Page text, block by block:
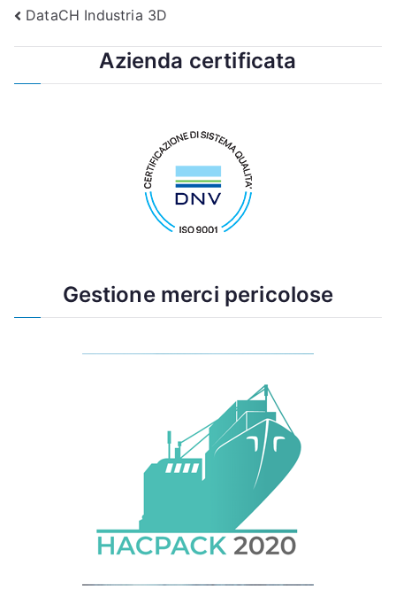
Navigazione
articoli
DataCH Industria 3D
Azienda certificata
Gestione merci pericolose